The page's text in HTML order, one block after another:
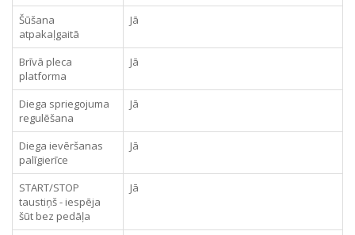
Šūšana
atpakaļgaitā
Jā
Brīvā pleca
platforma
Jā
Diega spriegojuma
regulēšana
Jā
Diega ievēršanas
palīgierīce
Jā
START/STOP
taustiņš - iespēja
šūt bez pedāļa
Jā